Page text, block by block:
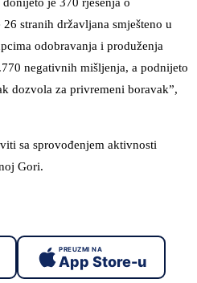
stranih državljana smješteno u
odobravanja i produženja
negativnih mišljenja, a podnijeto
dozvola za privremeni boravak”,
sa sprovođenjem aktivnosti
Gori.
PREUZMI NA
App Store-u